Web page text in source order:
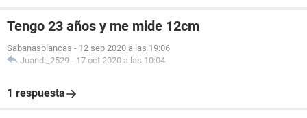
Tengo 23 años y me mide 12cm
Sabanasblancas - 12 sep 2020 a las 19:06
Juandi_2529 - 17 oct 2020 a las 10:04
1 respuesta